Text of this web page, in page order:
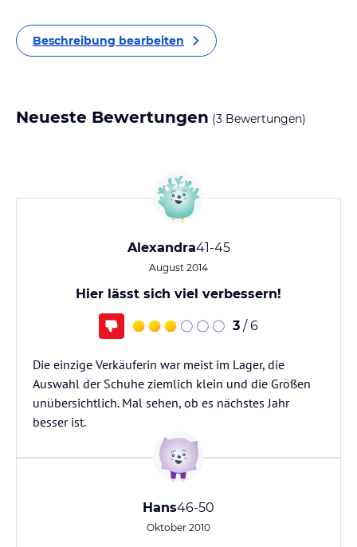
Beschreibung bearbeiten
Neueste Bewertungen (3 Bewertungen)
Alexandra41-45
August 2014
Hier lässt sich viel verbessern!
3 / 6
Die einzige Verkäuferin war meist im Lager, die
Auswahl der Schuhe ziemlich klein und die Größen
unübersichtlich. Mal sehen, ob es nächstes Jahr
besser ist.
Hans46-50
Oktober 2010